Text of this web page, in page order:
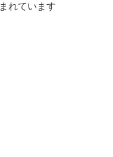
れています